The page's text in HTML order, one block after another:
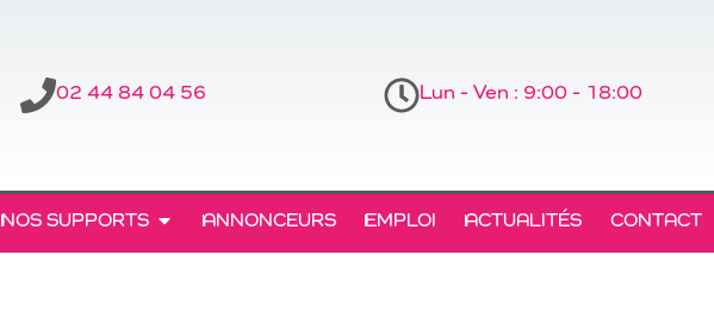
02 44 84 04 56 Lun - Ven : 9:00 - 18:00
NOS SUPPORTS ANNONCEURS EMPLOI ACTUALITÉS CONTACT